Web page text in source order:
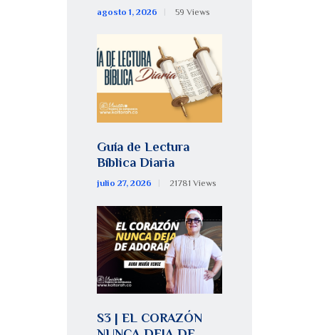
agosto 1, 2026 59 Views
Guía de Lectura
Bíblica Diaria
julio 27, 2026 21781 Views
S3 | EL CORAZÓN